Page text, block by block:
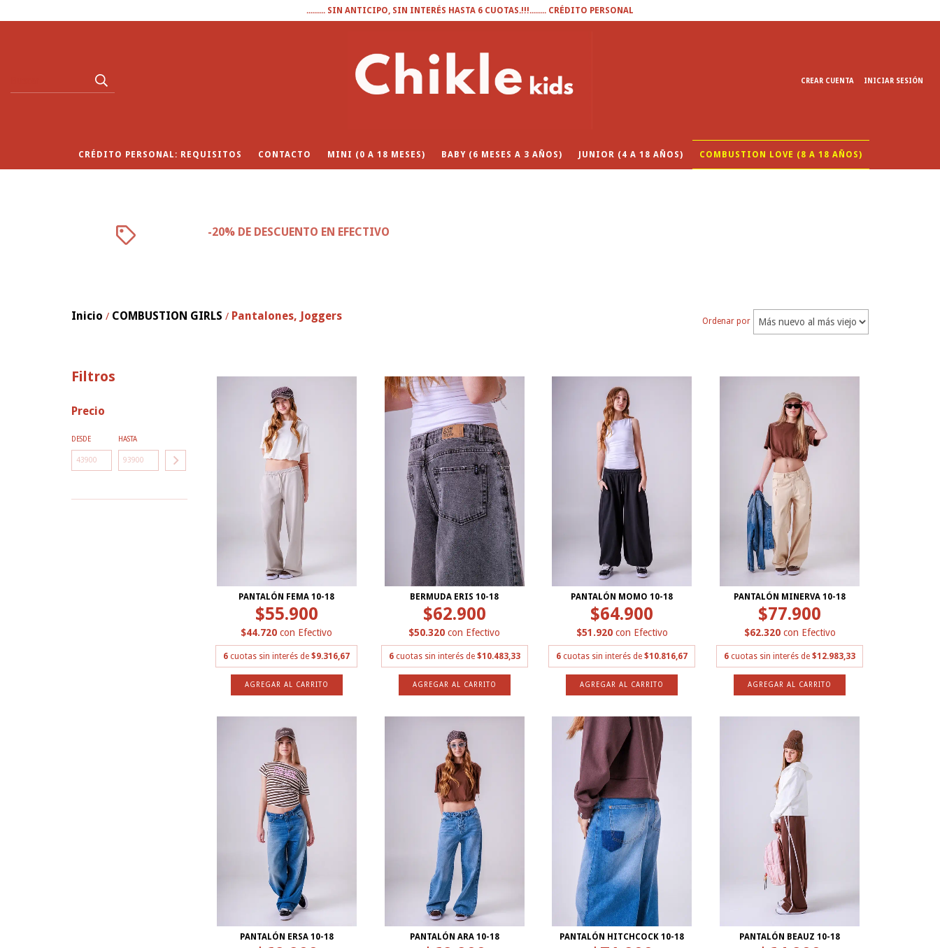
......... SIN ANTICIPO, SIN INTERÉS HASTA 6 CUOTAS.!!!........ CRÉDITO PERSONAL
CREAR CUENTA INICIAR SESIÓN
CRÉDITO PERSONAL: REQUISITOS CONTACTO MINI (0 A 18 MESES) BABY (6 MESES A 3 AÑOS) JUNIOR (4 A 18 AÑOS) COMBUSTION LOVE (8 A 18 AÑOS)
-20% DE DESCUENTO EN EFECTIVO
Inicio / COMBUSTION GIRLS / Pantalones, Joggers Ordenar por
Filtros
Precio
DESDE HASTA
PANTALÓN FEMA 10-18
$55.900
$44.720con Efectivo
6 cuotas sin interés de$9.316,67
AGREGAR AL CARRITO
BERMUDA ERIS 10-18
$62.900
$50.320con Efectivo
6 cuotas sin interés de $10.483,33
AGREGAR AL CARRITO
PANTALÓN MOMO 10-18
$64.900
$51.920 con Efectivo
6 cuotas sin interés de$10.816,67
AGREGAR AL CARRITO
PANTALÓN MINERVA 10-18
$77.900
$62.320 con Efectivo
6 cuotas sin interés de$12.983,33
AGREGAR AL CARRITO
PANTALÓN ERSA 10-18 PANTALÓN ARA 10-18 PANTALÓN HITCHCOCK 10-18 PANTALÓN BEAUZ 10-18